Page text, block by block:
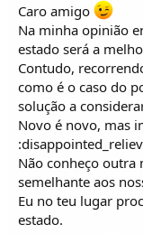
Caro amigo
Na minha opinião
estado será a
Contudo,
como é o caso do
solução a
Novo é novo, mas
Não conheço outra
semelhante aos
Eu no teu lugar
estado.